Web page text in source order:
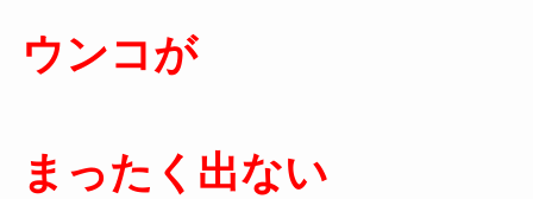
ウンコが
まったく出ない